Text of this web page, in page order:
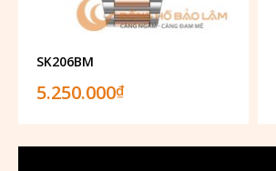
SK206BM
5.250.000₫